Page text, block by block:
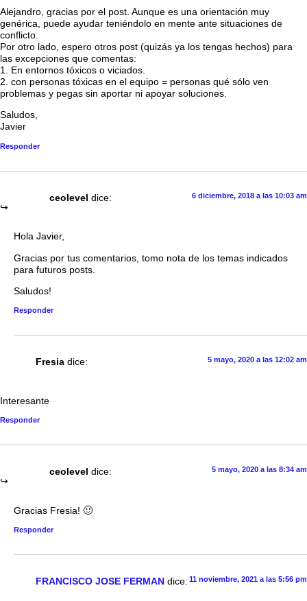
Alejandro, gracias por el post. Aunque es una orientación muy
genérica, puede ayudar teniéndolo en mente ante situaciones de
conflicto.
Por otro lado, espero otros post (quizás ya los tengas hechos) para
las excepciones que comentas:
1. En entornos tóxicos o viciados.
2. con personas tóxicas en el equipo = personas qué sólo ven
problemas y pegas sin aportar ni apoyar soluciones.
Saludos,
Javier
Responder
ceolevel dice: 6 diciembre, 2018 a las 10:03 am
Hola Javier,
Gracias por tus comentarios, tomo nota de los temas indicados
para futuros posts.
Saludos!
Responder
Fresia dice: 5 mayo, 2020 a las 12:02 am
Interesante
Responder
ceolevel dice: 5 mayo, 2020 a las 8:34 am
Gracias Fresia! 🙂
Responder
FRANCISCO JOSE FERMAN dice: 11 noviembre, 2021 a las 5:56 pm